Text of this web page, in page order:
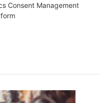
Consent Management